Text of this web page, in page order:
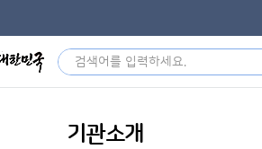
기관소개